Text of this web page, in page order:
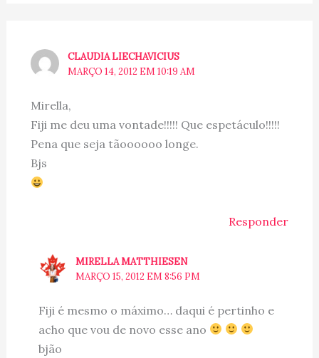
CLAUDIA LIECHAVICIUS
MARÇO 14, 2012 EM 10:19 AM
Mirella,
Fiji me deu uma vontade!!!!! Que espetáculo!!!!!
Pena que seja tãoooooo longe.
Bjs
Responder
MIRELLA MATTHIESEN
MARÇO 15, 2012 EM 8:56 PM
Fiji é mesmo o máximo… daqui é pertinho e
acho que vou de novo esse ano
bjão